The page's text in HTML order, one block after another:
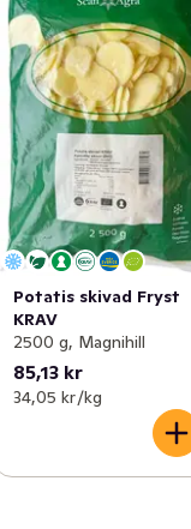
Potatis skivad Fryst
KRAV
2500 g, Magnihill
85,13 kr
34,05 kr /kg